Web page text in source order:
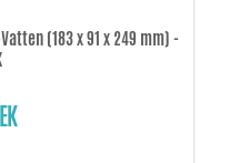
(183 x 91 x 249 mm) -